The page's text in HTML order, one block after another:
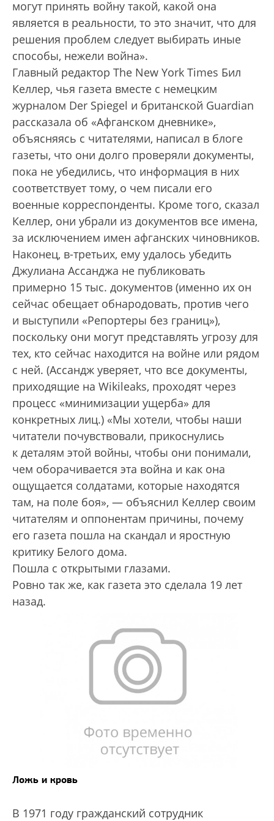
могут принять войну такой, какой она
является в реальности, то это значит, что для
решения проблем следует выбирать иные
способы, нежели война».
Главный редактор The New York Times Бил
Келлер, чья газета вместе с немецким
журналом Der Spiegel и британской Guardian
рассказала об «Афганском дневнике»,
объясняясь с читателями, написал в блоге
газеты, что они долго проверяли документы,
пока не убедились, что информация в них
соответствует тому, о чем писали его
военные корреспонденты. Кроме того, сказал
Келлер, они убрали из документов все имена,
за исключением имен афганских чиновников.
Наконец, в-третьих, ему удалось убедить
Джулиана Ассанджа не публиковать
примерно 15 тыс. документов (именно их он
сейчас обещает обнародовать, против чего
и выступили «Репортеры без границ»),
поскольку они могут представлять угрозу для
тех, кто сейчас находится на войне или рядом
с ней. (Ассандж уверяет, что все документы,
приходящие на Wikileaks, проходят через
процесс «минимизации ущерба» для
конкретных лиц.) «Мы хотели, чтобы наши
читатели почувствовали, прикоснулись
к деталям этой войны, чтобы они понимали,
чем оборачивается эта война и как она
ощущается солдатами, которые находятся
там, на поле боя», — объяснил Келлер своим
читателям и оппонентам причины, почему
его газета пошла на скандал и яростную
критику Белого дома.
Пошла с открытыми глазами.
Ровно так же, как газета это сделала 19 лет
назад.
Ложь и кровь
В 1971 году гражданский сотрудник